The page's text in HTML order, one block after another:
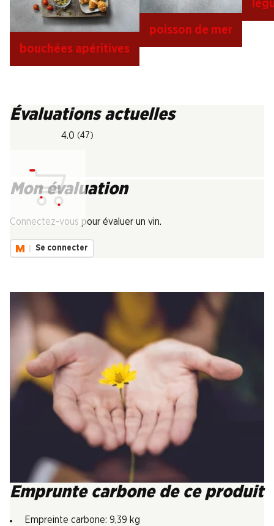
bouchées apéritives
poisson de mer
Évaluations actuelles
4.0 (47)
Mon évaluation
Connectez-vous pour évaluer un vin.
Se connecter
Emprunte carbone de ce produit
Empreinte carbone: 9,39 kg